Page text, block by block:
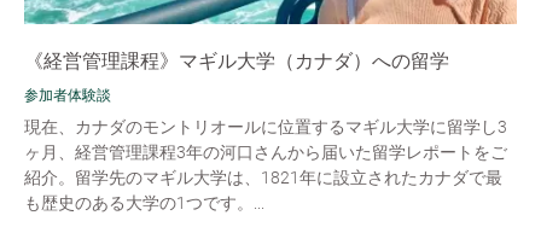
《経営管理課程》マギル大学（カナダ）への留学
参加者体験談
現在、カナダのモントリオールに位置するマギル大学に留学し3
ヶ月、経営管理課程3年の河口さんから届いた留学レポートをご
紹介。留学先のマギル大学は、1821年に設立されたカナダで最
も歴史のある大学の1つです。...